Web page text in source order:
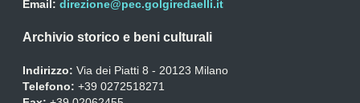
Email: direzione@pec.golgiredaelli.it
Archivio storico e beni culturali
Indirizzo: Via dei Piatti 8 - 20123 Milano
Telefono: +39 0272518271